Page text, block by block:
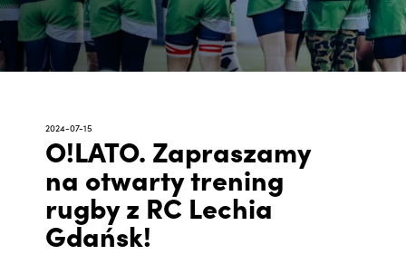
2024-07-15
O!LATO. Zapraszamy
na otwarty trening
rugby z RC Lechia
Gdańsk!